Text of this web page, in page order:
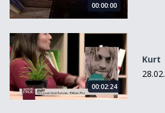
00:00:00
Kurt
00:02:24
Kurt